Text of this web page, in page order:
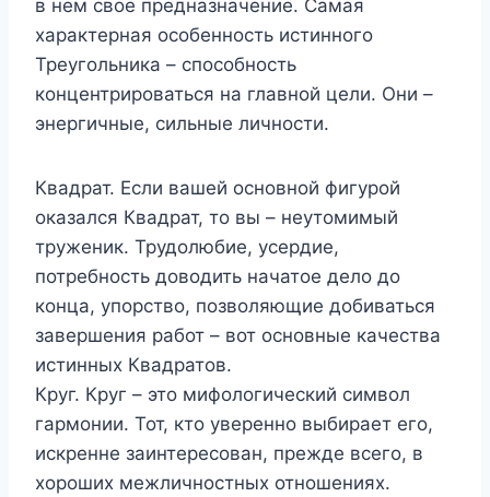
в нем свое предназначение. Самая
характерная особенность истинного
Треугольника – способность
концентрироваться на главной цели. Они –
энергичные, сильные личности.
Квадрат. Если вашей основной фигурой
оказался Квадрат, то вы – неутомимый
труженик. Трудолюбие, усердие,
потребность доводить начатое дело до
конца, упорство, позволяющие добиваться
завершения работ – вот основные качества
истинных Квадратов.
Круг. Круг – это мифологический символ
гармонии. Тот, кто уверенно выбирает его,
искренне заинтересован, прежде всего, в
хороших межличностных отношениях.